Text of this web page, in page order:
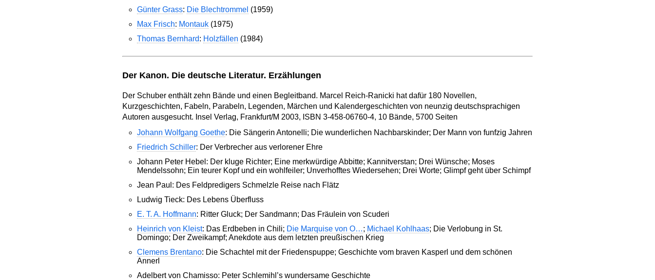
Günter Grass: Die Blechtrommel (1959)
Max Frisch: Montauk(1975)
Thomas Bernhard: Holzfällen (1984)
Der Kanon. Die deutsche Literatur. Erzählungen
Der Schuber enthält zehn Bände und einen Begleitband. Marcel Reich-Ranicki hat dafür 180 Novellen,
Kurzgeschichten, Fabeln, Parabeln, Legenden, Märchen und Kalendergeschichten von neunzig deutschsprachigen
Autoren ausgesucht. Insel Verlag, Frankfurt/M 2003, ISBN 3-458-06760-4, 10 Bände, 5700 Seiten
Johann Wolfgang Goethe: Die Sängerin Antonelli; Die wunderlichen Nachbarskinder; Der Mann von funfzig Jahren
Friedrich Schiller: Der Verbrecher aus verlorener Ehre
Johann Peter Hebel: Der kluge Richter; Eine merkwürdige Abbitte; Kannitverstan; Drei Wünsche; Moses
Mendelssohn; Ein teurer Kopf und ein wohlfeiler; Unverhofftes Wiedersehen; Drei Worte; Glimpf geht über Schimpf
Jean Paul: Des Feldpredigers Schmelzle Reise nach Flätz
Ludwig Tieck: Des Lebens Überfluss
E. T. A. Hoffmann: Ritter Gluck; Der Sandmann; Das Fräulein von Scuderi
Heinrich von Kleist: Das Erdbeben in Chili; Die Marquise von O…; Michael Kohlhaas; Die Verlobung in St.
Domingo; Der Zweikampf; Anekdote aus dem letzten preußischen Krieg
Clemens Brentano: Die Schachtel mit der Friedenspuppe; Geschichte vom braven Kasperl und dem schönen
Annerl
Adelbert von Chamisso: Peter Schlemihl’s wundersame Geschichte